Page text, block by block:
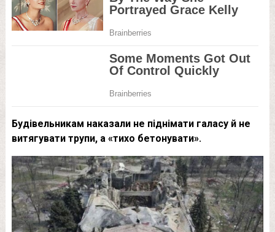
Будівельникам наказали не піднімати галасу й не
витягувати трупи, а «тихо бетонувати».